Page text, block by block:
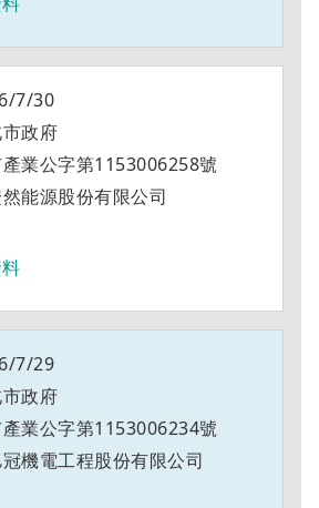
7/30
政府
業公字第1153006258號
能源股份有限公司
7/29
政府
業公字第1153006234號
機電工程股份有限公司